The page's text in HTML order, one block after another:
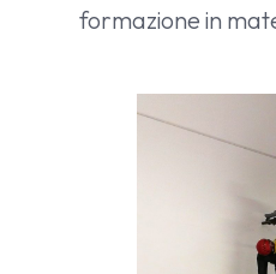
formazione in